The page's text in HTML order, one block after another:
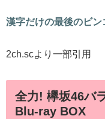
漢字だけの最後のビン
2ch.scより一部引用
全力! 欅坂46バ
Blu-ray BOX